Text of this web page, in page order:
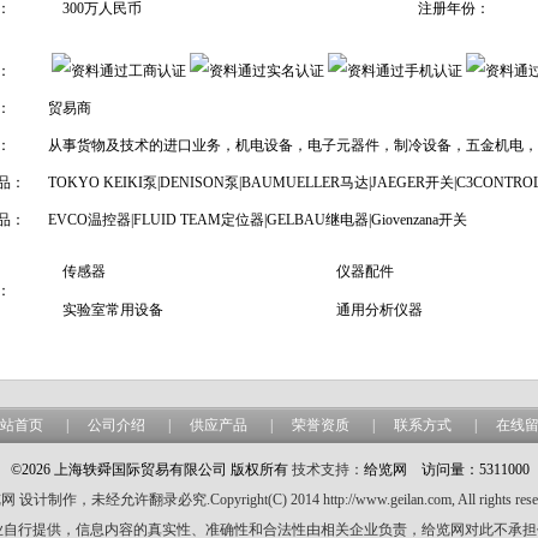
300万人民币 注册年份：
贸易商
从事货物及技术的进口业务，机电设备，电子元器件，制冷设备，五金机电
： TOKYO KEIKI泵|DENISON泵|BAUMUELLER马达|JAEGER开关
： EVCO温控器|FLUID TEAM定位器|GELBAU继电器|Giovenzana开关
传感器 仪器配件
实验室常用设备 通用分析仪器
首页 公司介绍 供应产品 荣誉资质 联系方式 在线
©2026 上海轶舜国际贸易有限公司 版权所有技术支持： 给览网
访问量：5311000
设计制作，未经允许翻录必究.Copyright(C) 2014 http://www.geilan.com, All rights
行提供，信息内容的真实性、准确性和合法性由相关企业负责，给览网对此不承